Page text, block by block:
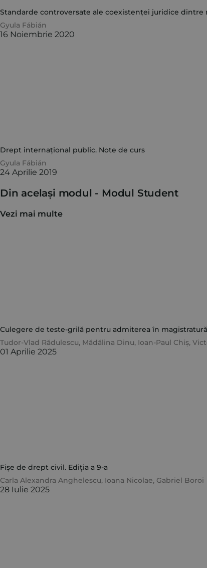
Standarde controversate ale coexistenței juridice
Gyula Fábián
16 Noiembrie 2020
Drept internațional public. Note de curs
Gyula Fábián
24 Aprilie 2019
Din același modul - Modul Student
Vezi mai multe
Culegere de teste-grilă pentru admiterea în magistratură
Tudor-Vlad Rădulescu, Mădălina Dinu, Ioan-Paul Chiș,
01 Aprilie 2025
Fișe de drept civil. Ediția a 9-a
Carla Alexandra Anghelescu, Ioana Nicolae, Gabriel Boroi
28 Iulie 2025